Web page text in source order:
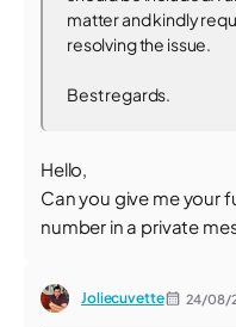
matter and kindly
resolving the issue.
Best regards.
Hello,
Can you give me your
number in a private
Joliecuvette 24/08/